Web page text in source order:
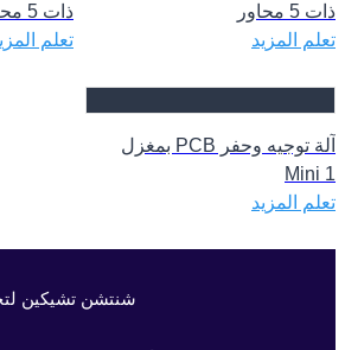
ذات 5 محاور
تعلم المزيد
ذات 5 محاور
تعلم
آلة توجيه وحفر PCB بمغزل
Mini 1
تعلم المزيد
شنتشن تشيكين